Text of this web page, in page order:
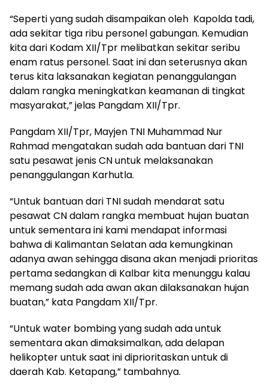
“Seperti yang sudah disampaikan oleh Kapolda tadi,
ada sekitar tiga ribu personel gabungan. Kemudian
kita dari Kodam XII/Tpr melibatkan sekitar seribu
enam ratus personel. Saat ini dan seterusnya akan
terus kita laksanakan kegiatan penanggulangan
dalam rangka meningkatkan keamanan di tingkat
masyarakat,” jelas Pangdam XII/Tpr.
Pangdam XII/Tpr, Mayjen TNI Muhammad Nur
Rahmad mengatakan sudah ada bantuan dari TNI
satu pesawat jenis CN untuk melaksanakan
penanggulangan Karhutla.
“Untuk bantuan dari TNI sudah mendarat satu
pesawat CN dalam rangka membuat hujan buatan
untuk sementara ini kami mendapat informasi
bahwa di Kalimantan Selatan ada kemungkinan
adanya awan sehingga disana akan menjadi prioritas
pertama sedangkan di Kalbar kita menunggu kalau
memang sudah ada awan akan dilaksanakan hujan
buatan,” kata Pangdam XII/Tpr.
“Untuk water bombing yang sudah ada untuk
sementara akan dimaksimalkan, ada delapan
helikopter untuk saat ini diprioritaskan untuk di
daerah Kab. Ketapang,” tambahnya.